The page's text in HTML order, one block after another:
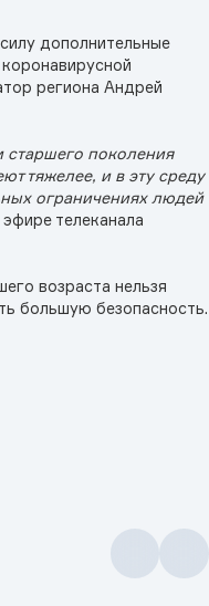
дополнительные
региона Андрей
поколения
тяжелее, и в эту среду
ограничениях людей
телеканала
возраста нельзя
большую безопасность.